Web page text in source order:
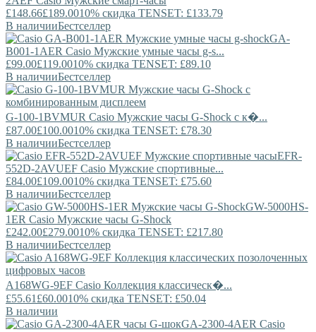
£148.66£189.0010% скидка TENSET: £133.79
В наличииБестселлер
GA-
B001-1AER Casio Мужские умные часы g-s...
£99.00£119.0010% скидка TENSET: £89.10
В наличииБестселлер
G-100-1BVMUR Casio Мужские часы G-Shock с к�...
£87.00£100.0010% скидка TENSET: £78.30
В наличииБестселлер
EFR-
552D-2AVUEF Casio Мужские спортивные...
£84.00£109.0010% скидка TENSET: £75.60
В наличииБестселлер
GW-5000HS-
1ER Casio Мужские часы G-Shock
£242.00£279.0010% скидка TENSET: £217.80
В наличииБестселлер
A168WG-9EF Casio Коллекция классическ�...
£55.61 £60.0010% скидка TENSET: £50.04
В наличии
GA-2300-4AER Casio